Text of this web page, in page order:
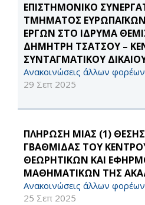
ΕΠΙΣΤΗΜΟΝΙΚΟ
ΤΜΗΜΑΤΟΣ
ΕΡΓΩΝ ΣΤΟ ΙΔΡΥΜΑ
ΔΗΜΗΤΡΗ ΤΣΑΤΣΟΥ –
ΣΥΝΤΑΓΜΑΤΙΚΟΥ
Ανακοινώσεις άλλων φορέων
29 Σεπ 2025
ΠΛΗΡΩΣΗ ΜΙΑΣ (1)
Γ΄ΒΑΘΜΙΔΑΣ ΤΟΥ
ΘΕΩΡΗΤΙΚΩΝ ΚΑΙ
ΜΑΘΗΜΑΤΙΚΩΝ ΤΗΣ
Ανακοινώσεις άλλων φορέων
25 Σεπ 2025